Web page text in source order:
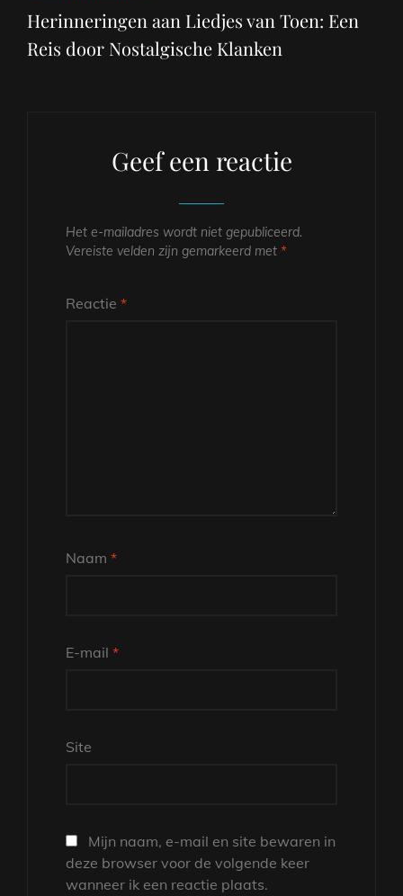
bericht
Herinneringen aan Liedjes van Toen: Een
Reis door Nostalgische Klanken
Geef een reactie
Het e-mailadres wordt niet gepubliceerd.
Vereiste velden zijn gemarkeerd met *
Reactie *
Naam *
E-mail *
Site
Mijn naam, e-mail en site bewaren in
deze browser voor de volgende keer
wanneer ik een reactie plaats.